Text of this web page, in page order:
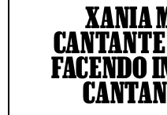
XANIA
FACENDO